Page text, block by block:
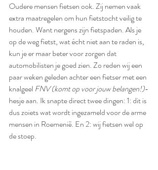
Oudere mensen fietsen ook. Zij nemen vaak
extra maatregelen om hun fietstocht veilig te
houden. Want nergens zijn fietspaden. Als je
op de weg fietst, wat écht niet aan te raden is,
kun je er maar beter voor zorgen dat
automobilisten je goed zien. Zo reden wij een
paar weken geleden achter een fietser met een
knalgeel FNV (komt op voor jouw belangen!)-
hesje aan. Ik snapte direct twee dingen: 1: dit is
dus zoiets wat wordt ingezameld voor de arme
mensen in Roemenië. En 2: wij fietsen wel op
de stoep.